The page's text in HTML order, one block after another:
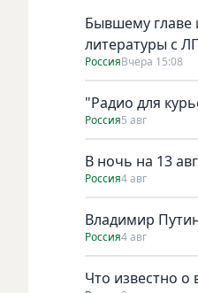
Бывшему главе
литературы с
РоссияВчера 15:08
"Радио для
Россия5 авг
В ночь на 13
Россия4 авг
Владимир
Россия4 авг
Что известно о